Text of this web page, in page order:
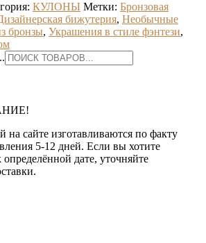
КУЛОНЫ Метки: Бронзовая
бижутерия, Необычные
бронзы, Украшения в стиле фэнтези,
на сайте изготавливаются по факту
5-12 дней. Если вы хотите
дате, уточняйте